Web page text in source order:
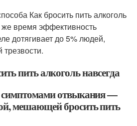
Как бросить пить алкоголь
же время эффективность
дотягивает до 5% людей,
трезвости.
пить алкоголь навсегда
симптомами отвыкания —
мешающей бросить пить